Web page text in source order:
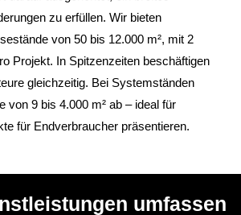
zu erfüllen. Wir bieten
von 50 bis 12.000 m², mit 2
Projekt. In Spitzenzeiten beschäftigen
gleichzeitig. Bei Systemständen
von 9 bis 4.000 m² ab – ideal für
für Endverbraucher präsentieren.
umfassen